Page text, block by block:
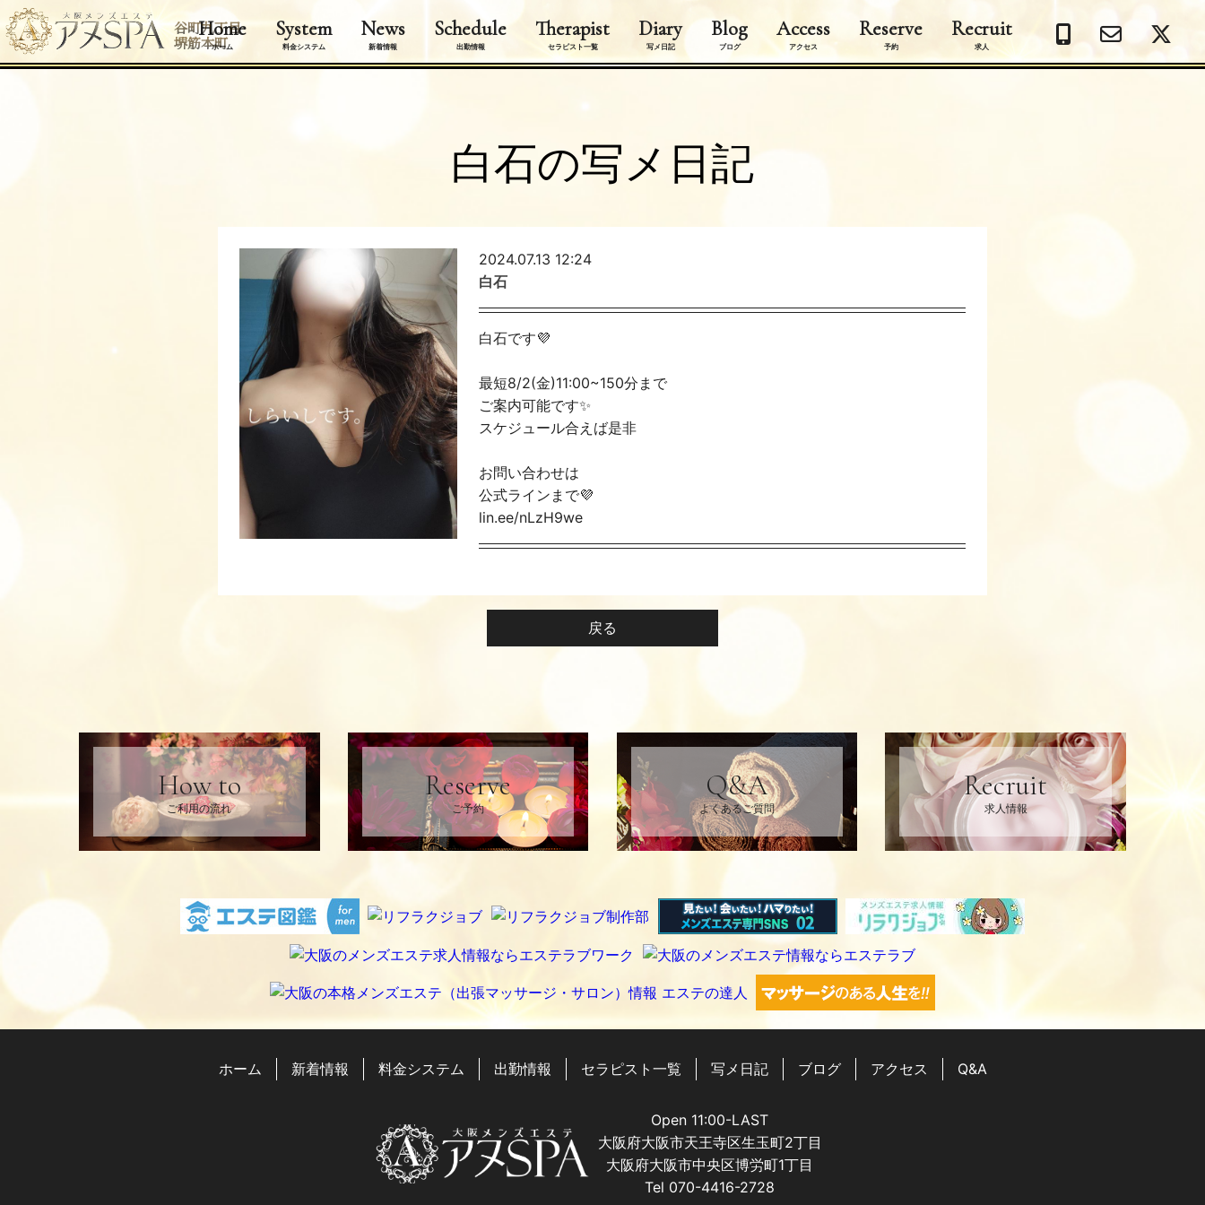
谷町九丁目
堺筋本町
Home
ホーム
System
料金システム
News
新着情報
Schedule
出勤情報
Therapist
セラピスト一覧
Diary
写メ日記
Blog
ブログ
Access
アクセス
Reserve
予約
Recruit
求人
白石の写メ日記
2024.07.13 12:24
白石
白石です💜
最短8/2(金)11:00~150分まで
ご案内可能です✨
スケジュール合えば是非
お問い合わせは
公式ラインまで💜
lin.ee/nLzH9we
戻る
How to
ご利用の流れ
Reserve
ご予約
Q&A
よくあるご質問
Recruit
求人情報
ホーム 新着情報 料金システム 出勤情報 セラピスト一覧 写メ日記 ブログ アクセス Q&A
Open 11:00-LAST
大阪府大阪市天王寺区生玉町2丁目
大阪府大阪市中央区博労町1丁目
Tel 070-4416-2728